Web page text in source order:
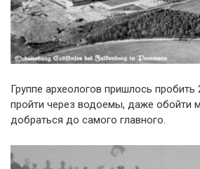
Группе археологов пришлось пробить
пройти через водоемы, даже обойти
добраться до самого главного.